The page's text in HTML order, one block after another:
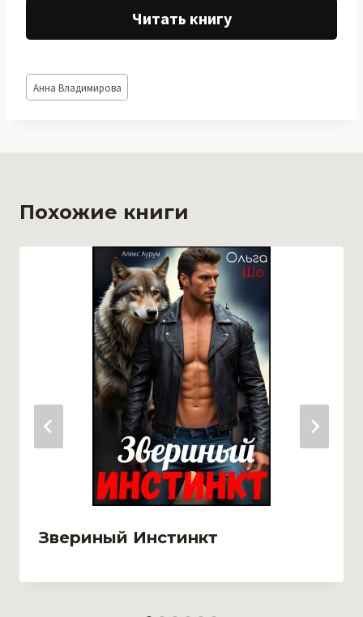
Читать книгу
Метки
записи:
Анна Владимирова
Похожие книги
Звериный Инстинкт